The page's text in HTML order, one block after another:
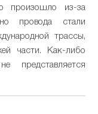
произошло из-за
провода стали
трассы,
части. Как-либо
представляется